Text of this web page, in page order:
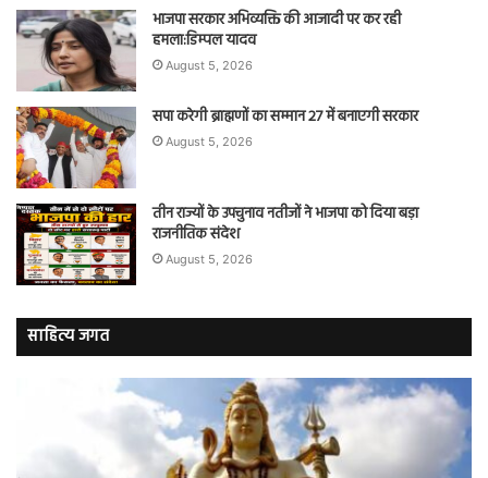
भाजपा सरकार अभिव्यक्ति की आजादी पर कर रही
हमला:डिम्पल यादव
August 5, 2026
सपा करेगी ब्राह्मणों का सम्मान 27 में बनाएगी सरकार
August 5, 2026
तीन राज्यों के उपचुनाव नतीजों ने भाजपा को दिया बड़ा
राजनीतिक संदेश
August 5, 2026
साहित्य जगत